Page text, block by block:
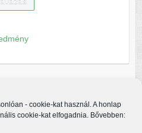
- cookie-kat használ. A honlap
cookie-kat elfogadnia. Bővebben: